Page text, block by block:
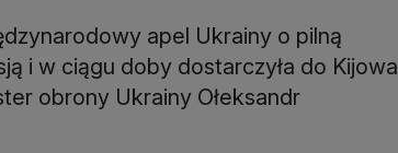
apel Ukrainy o pilną
i w ciągu doby dostarczyła do Kijowa
obrony Ukrainy Ołeksandr